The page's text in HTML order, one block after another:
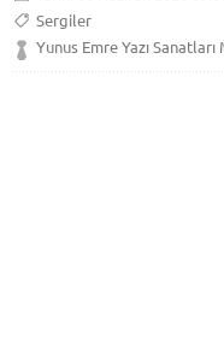
Sergiler
Yunus Emre Yazı Sanatları